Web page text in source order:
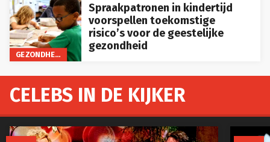
GEZONDHEID
Spraakpatronen in kindertijd
voorspellen toekomstige
risico’s voor de geestelijke
gezondheid
CELEBS IN DE KIJKER